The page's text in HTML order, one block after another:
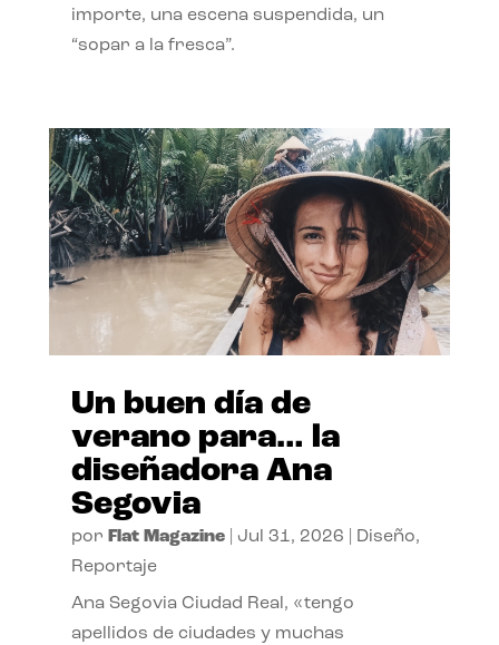
importe, una escena suspendida, un
“sopar a la fresca”.
Un buen día de
verano para… la
diseñadora Ana
Segovia
por Flat Magazine| Jul 31, 2026 Diseño,
Reportaje
Ana Segovia Ciudad Real, «tengo
apellidos de ciudades y muchas